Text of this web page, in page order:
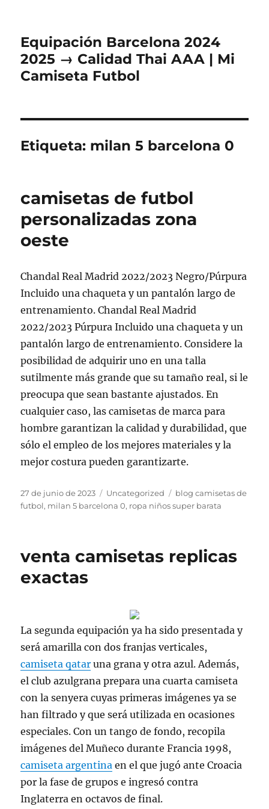
Equipación Barcelona 2024
2025 → Calidad Thai AAA | Mi
Camiseta Futbol
Etiqueta: milan 5 barcelona 0
camisetas de futbol
personalizadas zona
oeste
Chandal Real Madrid 2022/2023 Negro/Púrpura
Incluido una chaqueta y un pantalón largo de
entrenamiento. Chandal Real Madrid
2022/2023 Púrpura Incluido una chaqueta y un
pantalón largo de entrenamiento. Considere la
posibilidad de adquirir uno en una talla
sutilmente más grande que su tamaño real, si le
preocupa que sean bastante ajustados. En
cualquier caso, las camisetas de marca para
hombre garantizan la calidad y durabilidad, que
sólo el empleo de los mejores materiales y la
mejor costura pueden garantizarte.
Publicado
el
27 de junio de 2023 Categorías
Uncategorized Etiquetas
blog camisetas de
futbol, milan 5 barcelona 0, ropa niños super barata
venta camisetas replicas
exactas
La segunda equipación ya ha sido presentada y
será amarilla con dos franjas verticales,
camiseta qatar una grana y otra azul. Además,
el club azulgrana prepara una cuarta camiseta
con la senyera cuyas primeras imágenes ya se
han filtrado y que será utilizada en ocasiones
especiales. Con un tango de fondo, recopila
imágenes del Muñeco durante Francia 1998,
camiseta argentina en el que jugó ante Croacia
por la fase de grupos e ingresó contra
Inglaterra en octavos de final.